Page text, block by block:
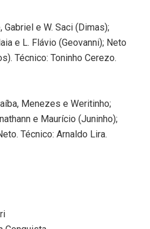
Gabriel e W. Saci (Dimas);
e L. Flávio (Geovanni); Neto
Técnico: Toninho Cerezo.
Menezes e Weritinho;
e Maurício (Juninho);
Técnico: Arnaldo Lira.